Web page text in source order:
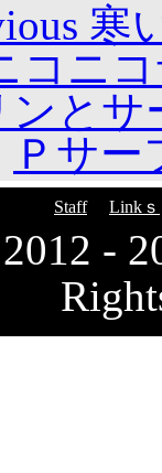
寒
コニ
ンとサ
Ｐサー
Staff Linkｓ
-